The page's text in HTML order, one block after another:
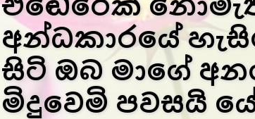
අන්ධකාරයේ
සිටි ඔබ මාගේ
මිදුවෙමි පවසයි